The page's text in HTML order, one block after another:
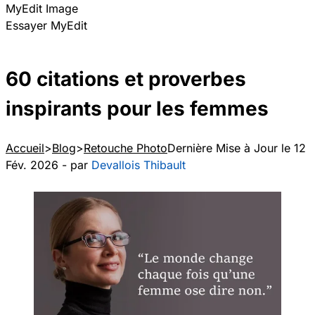
MyEdit Image
Essayer MyEdit
60 citations et proverbes
inspirants pour les femmes
Accueil Blog Retouche PhotoDernière Mise à Jour le 12
Fév. 2026 - par Devallois Thibault